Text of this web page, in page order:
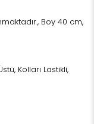
Boy 40 cm,
Kolları Lastikli,